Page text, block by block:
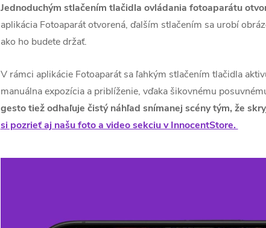
Jednoduchým stlačením tlačidla ovládania fotoaparátu
aplikácia Fotoaparát otvorená, ďalším stlačením sa urobí
ako ho budete držať.
V rámci aplikácie Fotoaparát sa ľahkým stlačením tlačidla
manuálna expozícia a priblíženie, vďaka šikovnému
gesto tiež odhaľuje čistý náhľad snímanej scény tým, že
si pozrieť aj našu foto a video sekciu v InnocentStore.